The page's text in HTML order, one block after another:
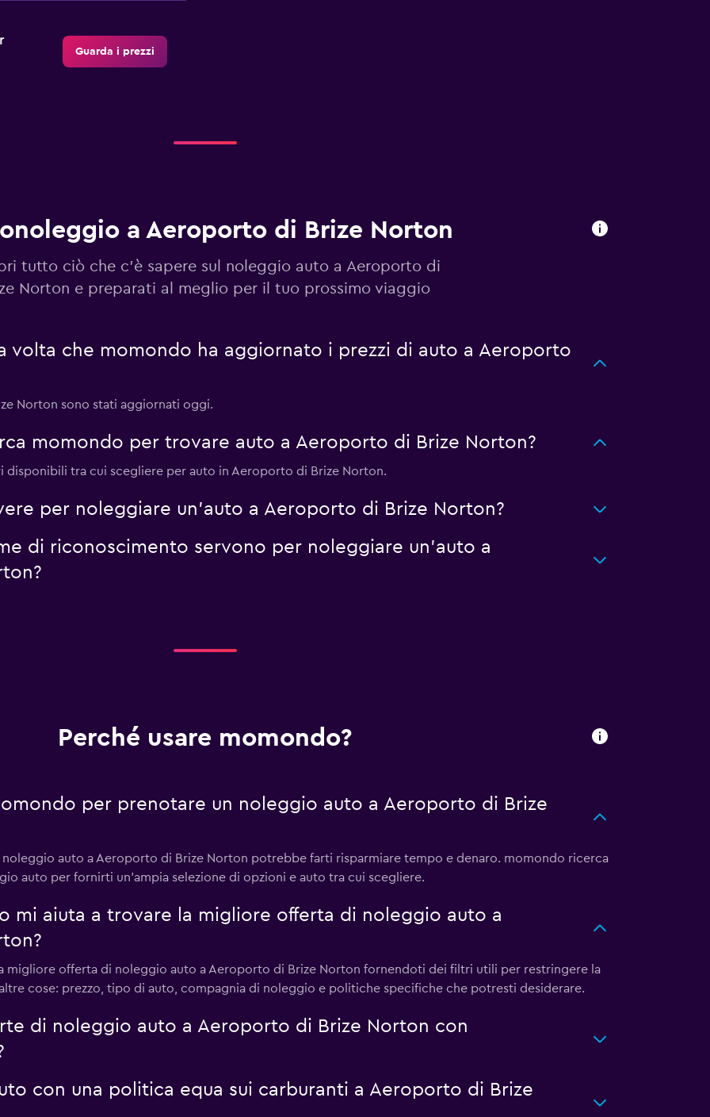
Guarda i prezzi
Guarda i prezzi
a Aeroporto di Brize Norton
tutto ciò che c'è sapere sul noleggio auto a Aeroporto di
Norton e preparati al meglio per il tuo prossimo viaggio
volta che momondo ha aggiornato i prezzi di auto a Aeroporto
Norton sono stati aggiornati oggi.
momondo per trovare auto a Aeroporto di Brize Norton?
disponibili tra cui scegliere per auto in Aeroporto di Brize Norton.
per noleggiare un'auto a Aeroporto di Brize Norton?
di riconoscimento servono per noleggiare un'auto a
Perché usare momondo?
per prenotare un noleggio auto a Aeroporto di Brize
auto a Aeroporto di Brize Norton potrebbe farti risparmiare tempo e denaro. momondo ricerca
auto per fornirti un'ampia selezione di opzioni e auto tra cui scegliere.
mi aiuta a trovare la migliore offerta di noleggio auto a
offerta di noleggio auto a Aeroporto di Brize Norton fornendoti dei filtri utili per restringere la
cose: prezzo, tipo di auto, compagnia di noleggio e politiche specifiche che potresti desiderare.
di noleggio auto a Aeroporto di Brize Norton con
con una politica equa sui carburanti a Aeroporto di Brize